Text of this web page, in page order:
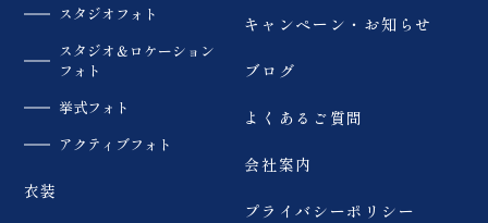
瀬 #dressy花嫁 #プラ
コレ #福島前撮り
スタジオフォト
スタジオ＆ロケーション
フォト
挙式フォト
アクティブフォト
衣装
キャンペーン・お知らせ
ブログ
よくあるご質問
会社案内
プライバシーポリシー